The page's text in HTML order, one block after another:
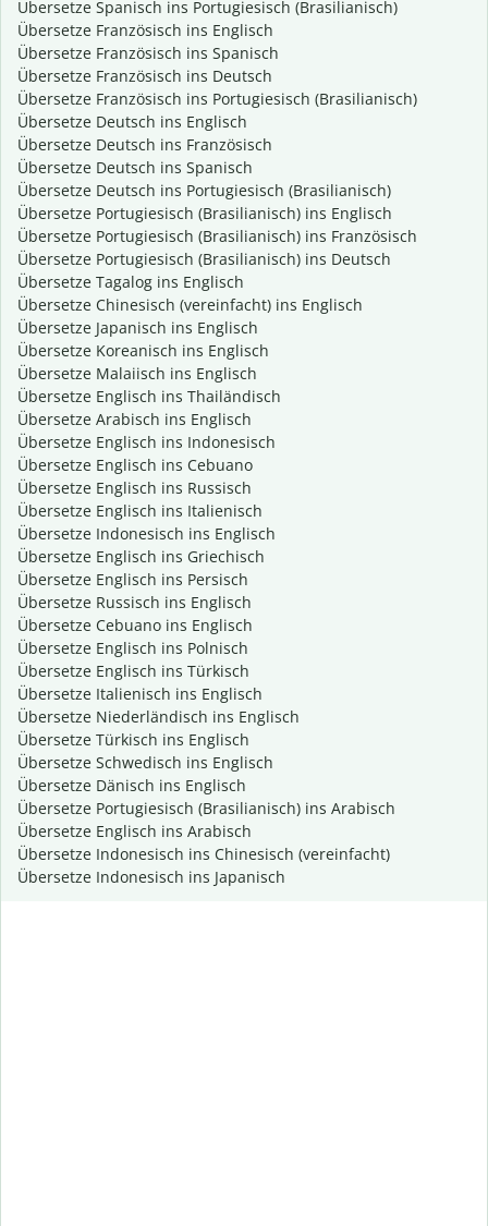
Übersetze Spanisch ins Portugiesisch (Brasilianisch)
Übersetze Französisch ins Englisch
Übersetze Französisch ins Spanisch
Übersetze Französisch ins Deutsch
Übersetze Französisch ins Portugiesisch (Brasilianisch)
Übersetze Deutsch ins Englisch
Übersetze Deutsch ins Französisch
Übersetze Deutsch ins Spanisch
Übersetze Deutsch ins Portugiesisch (Brasilianisch)
Übersetze Portugiesisch (Brasilianisch) ins Englisch
Übersetze Portugiesisch (Brasilianisch) ins Französisch
Übersetze Portugiesisch (Brasilianisch) ins Deutsch
Übersetze Tagalog ins Englisch
Übersetze Chinesisch (vereinfacht) ins Englisch
Übersetze Japanisch ins Englisch
Übersetze Koreanisch ins Englisch
Übersetze Malaiisch ins Englisch
Übersetze Englisch ins Thailändisch
Übersetze Arabisch ins Englisch
Übersetze Englisch ins Indonesisch
Übersetze Englisch ins Cebuano
Übersetze Englisch ins Russisch
Übersetze Englisch ins Italienisch
Übersetze Indonesisch ins Englisch
Übersetze Englisch ins Griechisch
Übersetze Englisch ins Persisch
Übersetze Russisch ins Englisch
Übersetze Cebuano ins Englisch
Übersetze Englisch ins Polnisch
Übersetze Englisch ins Türkisch
Übersetze Italienisch ins Englisch
Übersetze Niederländisch ins Englisch
Übersetze Türkisch ins Englisch
Übersetze Schwedisch ins Englisch
Übersetze Dänisch ins Englisch
Übersetze Portugiesisch (Brasilianisch) ins Arabisch
Übersetze Englisch ins Arabisch
Übersetze Indonesisch ins Chinesisch (vereinfacht)
Übersetze Indonesisch ins Japanisch